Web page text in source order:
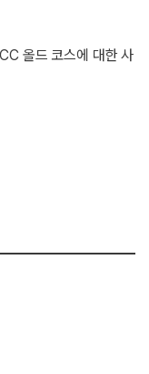
올드 코스에 대한 사